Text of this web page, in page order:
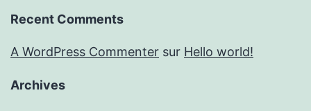
Recent Comments
A WordPress Commenter sur Hello world!
Archives